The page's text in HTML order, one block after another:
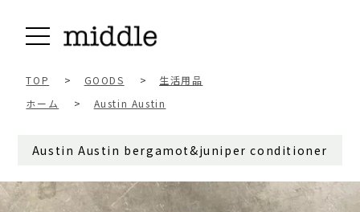
TOP > GOODS >
生活用品
ホーム
> Austin Austin
Austin Austin bergamot&juniper conditioner